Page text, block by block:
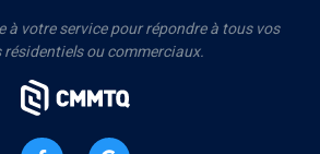
à votre service pour répondre à tous vos
résidentiels ou commerciaux.